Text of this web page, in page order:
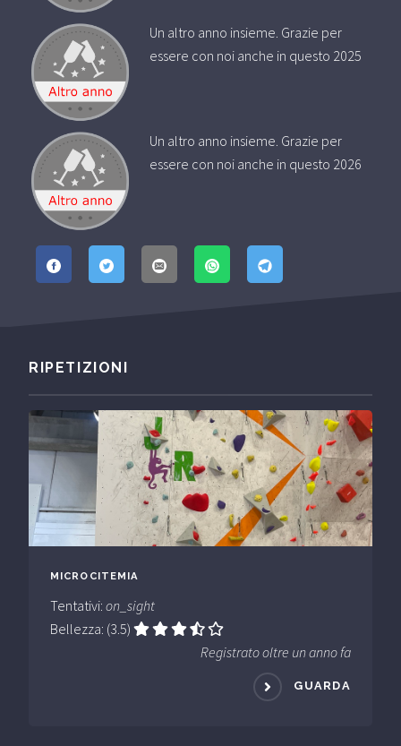
Un altro anno insieme. Grazie per
essere con noi anche in questo 2025
Un altro anno insieme. Grazie per
essere con noi anche in questo 2026
RIPETIZIONI
MICROCITEMIA
Tentativi: on_sight
Bellezza: (3.5)
Registrato oltre un anno fa
GUARDA